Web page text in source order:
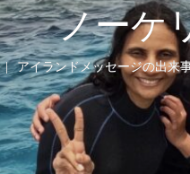
ノーケ
アイランドメッセージの出来